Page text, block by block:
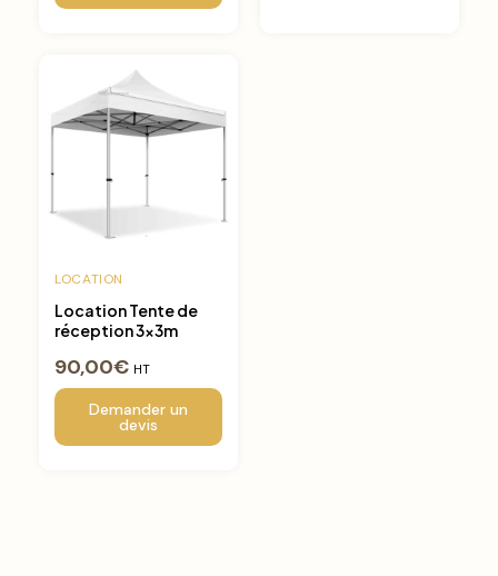
LOCATION
Location Tente de
réception 3x3m
90,00€ HT
Demander un
devis